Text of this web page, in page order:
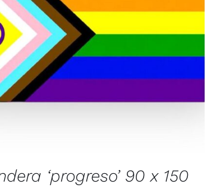
‘progreso’ 90 x 150